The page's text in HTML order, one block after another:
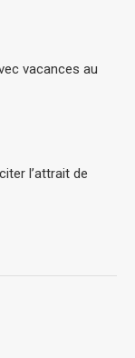
vacances au
l’attrait de